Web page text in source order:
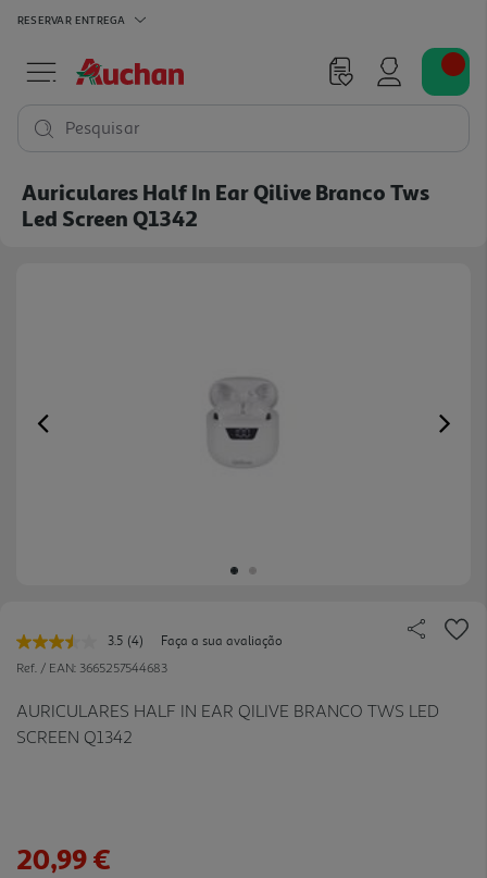
RESERVAR ENTREGA
Pesquisar
Auriculares Half In Ear Qilive Branco Tws
Led Screen Q1342
Previous
3.5 Leu
4
Link
para
a
(4)
Faça a sua avaliação
Ref. / EAN: 3665257544683
AURICULARES HALF IN EAR QILIVE BRANCO TWS LED
SCREEN Q1342
20,99 €